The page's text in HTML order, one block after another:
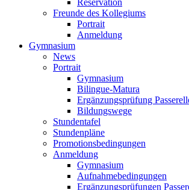
Reservation
Freunde des Kollegiums
Portrait
Anmeldung
Gymnasium
News
Portrait
Gymnasium
Bilingue-Matura
Ergänzungsprüfung
Bildungswege
Stundentafel
Stundenpläne
Promotionsbedingungen
Anmeldung
Gymnasium
Aufnahmebedingungen
Ergänzungsprüfungen